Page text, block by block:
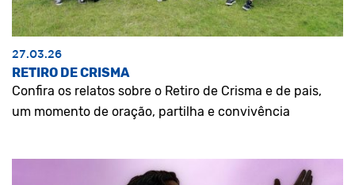
27.03.26
RETIRO DE CRISMA
Confira os relatos sobre o Retiro de Crisma e de pais,
um momento de oração, partilha e convivência